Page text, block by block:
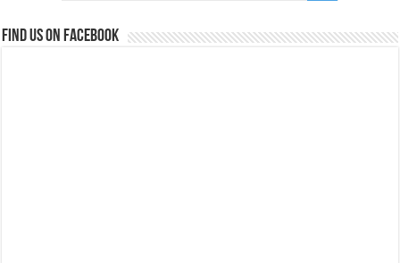
Find us on Facebook